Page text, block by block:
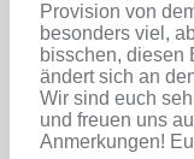
Provision von
besonders viel,
bisschen, diesen
ändert sich an
Wir sind euch
und freuen uns
Anmerkungen!